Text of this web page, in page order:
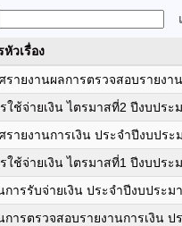
หัวเรื่อง
รายงานผลการตรวจสอบรายง
ใช้จ่ายเงิน ไตรมาสที่2 ปีงบประ
รายงานการเงิน ประจำปีงบปร
ใช้จ่ายเงิน ไตรมาสที่1 ปีงบประ
การรับจ่ายเงิน ประจำปีงบประม
การตรวจสอบรายงานการเงิน